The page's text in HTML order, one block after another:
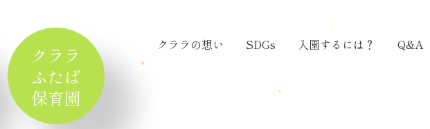
クララ
ふたば
保育園
クララの想い SDGs 入園するには？ Q&A